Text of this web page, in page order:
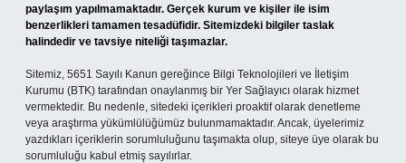
paylaşım yapılmamaktadır. Gerçek kurum ve kişiler ile isim
benzerlikleri tamamen tesadüfidir. Sitemizdeki bilgiler taslak
halindedir ve tavsiye niteliği taşımazlar.
Sitemiz, 5651 Sayılı Kanun gereğince Bilgi Teknolojileri ve İletişim
Kurumu (BTK) tarafından onaylanmış bir Yer Sağlayıcı olarak hizmet
vermektedir. Bu nedenle, sitedeki içerikleri proaktif olarak denetleme
veya araştırma yükümlülüğümüz bulunmamaktadır. Ancak, üyelerimiz
yazdıkları içeriklerin sorumluluğunu taşımakta olup, siteye üye olarak bu
sorumluluğu kabul etmiş sayılırlar.